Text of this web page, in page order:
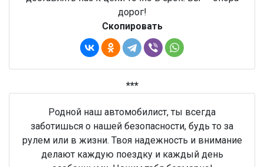
дорог!
Скопировать
***
Родной наш автомобилист, ты всегда
заботишься о нашей безопасности, будь то за
рулем или в жизни. Твоя надежность и внимание
делают каждую поездку и каждый день